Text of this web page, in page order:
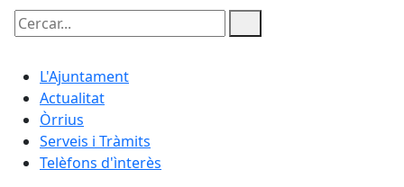
Cercar:
L'Ajuntament
Actualitat
Òrrius
Serveis i Tràmits
Telèfons d'ìnterès